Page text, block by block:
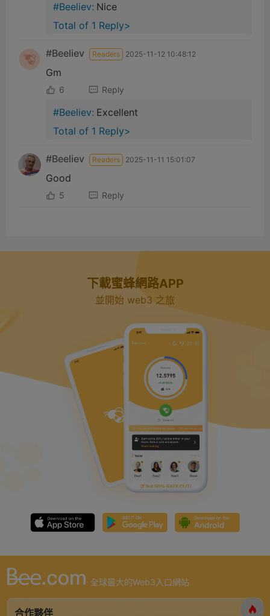
#Beeliev: Nice
Total of 1 Reply>
#Beeliev Readers 2025-11-12 10:48:12
Gm
6 Reply
#Beeliev: Excellent
Total of 1 Reply>
#Beeliev Readers 2025-11-11 15:01:07
Good
5 Reply
下載蜜蜂網路APP
並開始 web3 之旅
全球最大的Web3入口網站
合作夥伴